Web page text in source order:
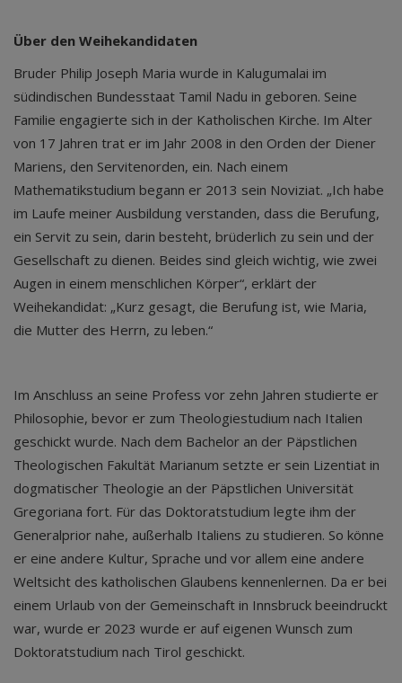
Über den Weihekandidaten
Bruder Philip Joseph Maria wurde in Kalugumalai im
südindischen Bundesstaat Tamil Nadu in geboren. Seine
Familie engagierte sich in der Katholischen Kirche. Im Alter
von 17 Jahren trat er im Jahr 2008 in den Orden der Diener
Mariens, den Servitenorden, ein. Nach einem
Mathematikstudium begann er 2013 sein Noviziat. „Ich habe
im Laufe meiner Ausbildung verstanden, dass die Berufung,
ein Servit zu sein, darin besteht, brüderlich zu sein und der
Gesellschaft zu dienen. Beides sind gleich wichtig, wie zwei
Augen in einem menschlichen Körper“, erklärt der
Weihekandidat: „Kurz gesagt, die Berufung ist, wie Maria,
die Mutter des Herrn, zu leben.“
Im Anschluss an seine Profess vor zehn Jahren studierte er
Philosophie, bevor er zum Theologiestudium nach Italien
geschickt wurde. Nach dem Bachelor an der Päpstlichen
Theologischen Fakultät Marianum setzte er sein Lizentiat in
dogmatischer Theologie an der Päpstlichen Universität
Gregoriana fort. Für das Doktoratstudium legte ihm der
Generalprior nahe, außerhalb Italiens zu studieren. So könne
er eine andere Kultur, Sprache und vor allem eine andere
Weltsicht des katholischen Glaubens kennenlernen. Da er bei
einem Urlaub von der Gemeinschaft in Innsbruck beeindruckt
war, wurde er 2023 wurde er auf eigenen Wunsch zum
Doktoratstudium nach Tirol geschickt.